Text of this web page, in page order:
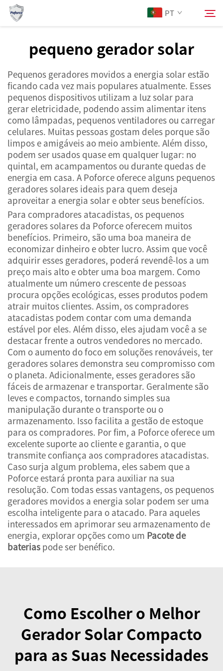
PT
Sobre Nós
Produtos
Serviços
Notícias
Contacte-nos
Pesquisar
pequeno gerador solar
Pequenos geradores movidos a energia solar estão
ficando cada vez mais populares atualmente. Esses
pequenos dispositivos utilizam a luz solar para
gerar eletricidade, podendo assim alimentar itens
como lâmpadas, pequenos ventiladores ou carregar
celulares. Muitas pessoas gostam deles porque são
limpos e amigáveis ao meio ambiente. Além disso,
podem ser usados quase em qualquer lugar: no
quintal, em acampamentos ou durante quedas de
energia em casa. A Poforce oferece alguns pequenos
geradores solares ideais para quem deseja
aproveitar a energia solar e obter seus benefícios.
Para compradores atacadistas, os pequenos
geradores solares da Poforce oferecem muitos
benefícios. Primeiro, são uma boa maneira de
economizar dinheiro e obter lucro. Assim que você
adquirir esses geradores, poderá revendê-los a um
preço mais alto e obter uma boa margem. Como
atualmente um número crescente de pessoas
procura opções ecológicas, esses produtos podem
atrair muitos clientes. Assim, os compradores
atacadistas podem contar com uma demanda
estável por eles. Além disso, eles ajudam você a se
destacar frente a outros vendedores no mercado.
Com o aumento do foco em soluções renováveis, ter
geradores solares demonstra seu compromisso com
o planeta. Adicionalmente, esses geradores são
fáceis de armazenar e transportar. Geralmente são
leves e compactos, tornando simples sua
manipulação durante o transporte ou o
armazenamento. Isso facilita a gestão de estoque
para os compradores. Por fim, a Poforce oferece um
excelente suporte ao cliente e garantia, o que
transmite confiança aos compradores atacadistas.
Caso surja algum problema, eles sabem que a
Poforce estará pronta para auxiliar na sua
resolução. Com todas essas vantagens, os pequenos
geradores movidos a energia solar podem ser uma
escolha inteligente para o atacado. Para aqueles
interessados em aprimorar seu armazenamento de
energia, explorar opções como um Pacote de
baterias pode ser benéfico.
Como Escolher o Melhor
Gerador Solar Compacto
para as Suas Necessidades